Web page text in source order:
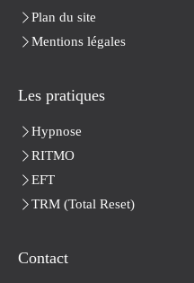
Plan du site
Mentions légales
Les pratiques
Hypnose
RITMO
EFT
TRM (Total Reset)
Contact